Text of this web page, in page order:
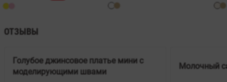
ОТЗЫВЫ
Голубое джинсовое платье мини с
моделирующими швами
Молочный